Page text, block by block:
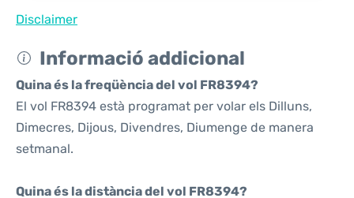
Disclaimer
Informació addicional
Quina és la freqüència del vol FR8394?
El vol FR8394 està programat per volar els Dilluns,
Dimecres, Dijous, Divendres, Diumenge de manera
setmanal.
Quina és la distància del vol FR8394?